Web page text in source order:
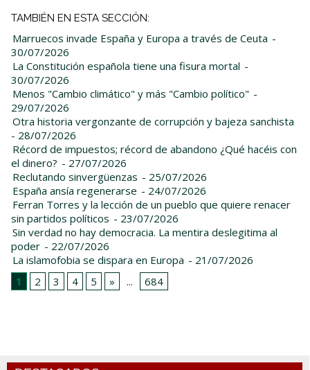
TAMBIÉN EN ESTA SECCIÓN:
Marruecos invade España y Europa a través de Ceuta -
30/07/2026
La Constitución española tiene una fisura mortal -
30/07/2026
Menos "Cambio climático" y más "Cambio político" -
29/07/2026
Otra historia vergonzante de corrupción y bajeza sanchista
- 28/07/2026
Récord de impuestos; récord de abandono ¿Qué hacéis con
el dinero? - 27/07/2026
Reclutando sinvergüenzas - 25/07/2026
España ansía regenerarse - 24/07/2026
Ferran Torres y la lección de un pueblo que quiere renacer
sin partidos políticos - 23/07/2026
Sin verdad no hay democracia. La mentira deslegitima al
poder - 22/07/2026
La islamofobia se dispara en Europa - 21/07/2026
1
2 3 4 5 » ... 684